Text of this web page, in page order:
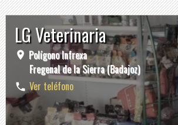
LG Veterinaria
Polígono Infrexa
Fregenal de la Sierra (Badajoz)
Ver teléfono